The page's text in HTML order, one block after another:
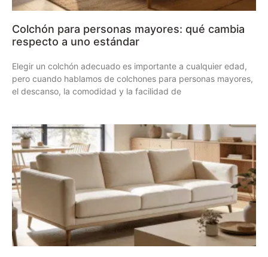
Colchón para personas mayores: qué cambia
respecto a uno estándar
Elegir un colchón adecuado es importante a cualquier edad,
pero cuando hablamos de colchones para personas mayores,
el descanso, la comodidad y la facilidad de